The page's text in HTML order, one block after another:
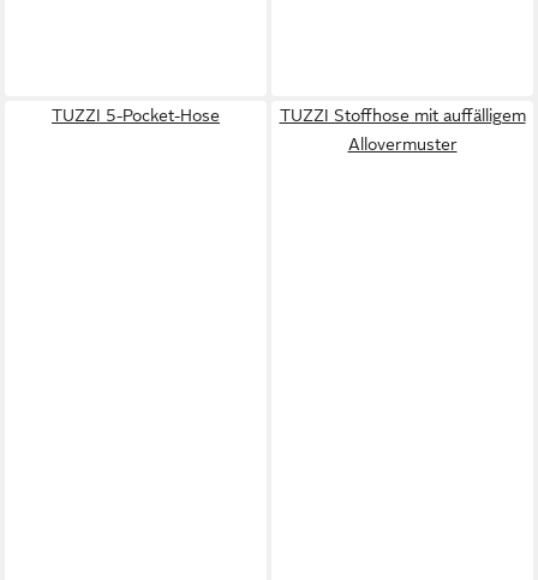
TUZZI 5-Pocket-Hose
TUZZI Stoffhose mit auffälligem
Allovermuster